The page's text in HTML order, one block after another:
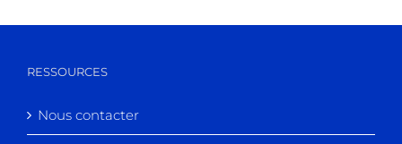
RESSOURCES
Nous contacter